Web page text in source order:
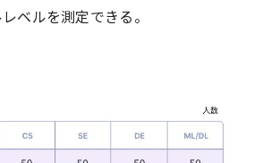
ベルを測定できる。